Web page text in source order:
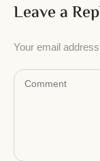
Leave a
Your email